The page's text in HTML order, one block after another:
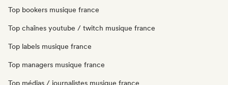
Top bookers musique france
Top chaînes youtube / twitch musique france
Top labels musique france
Top managers musique france
Top médias / journalistes musique france